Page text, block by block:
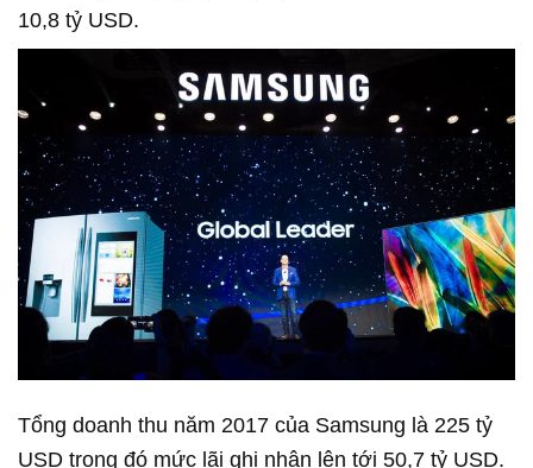
10,8 tỷ USD.
Tổng doanh thu năm 2017 của Samsung là 225 tỷ
USD trong đó mức lãi ghi nhận lên tới 50,7 tỷ USD.